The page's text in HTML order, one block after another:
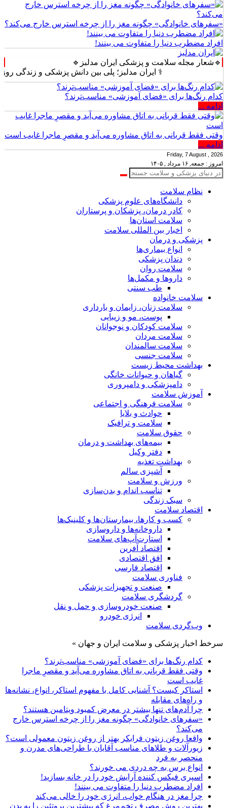
«سفرهای خانوادگی» چگونه مغز را از چرخه استرس خارج می‌کند؟
افراد مضطرب دنیا را متفاوت می بینند!
🔹شعار مجله سلامت و پزشکی ایران مدلبز🔹
⚕️ ایران مدلبز؛ پلی بین دانش پزشکی و زندگی روزمره ⚕️
کدام رنگ‌ها برای «فضای آموزشی» مناسب‌ترند؟
ادامه ...
وقتی فقط قربانی به اتاق مشاوره می‌آید و مقصرِ ماجرا غایب است
ادامه ...
Friday, 7 August , 2026
امروز : جمعه, ۱۶ مرداد , ۱۴۰۵
نظام سلامت
دانشگاه‌های علوم پزشکی
کادر درمان، پزشکان و پرستاران
سلامت استان‌ها
اخبار بین المللی سلامت
پزشکی و درمان
انواع بیماری‌ها
دندان پزشکی
سلامت روان
داروها و مکمل‌ها
طب سنتی
سلامت خانواده
سلامت زنان، زایمان و بارداری
پوست، مو و زیبایی
سلامت کودکان و نوجوانان
سلامت مردان
سلامت سالمندان
سلامت جنسی
بهداشت محیط زیست
گیاهان و حیوانات خانگی
دامپزشکی و دامپروری
آموزش سلامت
سلامت فرهنگی و اجتماعی
حوادث و بلایا
سلامت و ترافیک
حقوق سلامت
بیمه‌های بهداشت و درمان
دفتر وکیل
بهداشت تغذیه
آشپزی سالم
ورزش و سلامت
تناسب اندام و بدن‌سازی
سبک زندگی
اقتصاد سلامت
کسب و کارها، بیمارستان‌ها و کلینیک‌ها
داروخانه‌ها و داروسازی
استارت‌آپ‌های سلامت
اقتصاد آفرین
افق اقتصادی
اقتصاد فارسی
فناوری سلامت
صنعت و تجهیزات پزشکی
گردشگری سلامت
صنعت خودروسازی و حمل و نقل
انرژی خودرو
وب‌گردی سلامت
سرخط اخبار پزشکی و سلامت ایران و جهان »
کدام رنگ‌ها برای «فضای آموزشی» مناسب‌ترند؟
وقتی فقط قربانی به اتاق مشاوره می‌آید و مقصرِ ماجرا
غایب است
استاکر کیست؟ آشنایی کامل با مفهوم استاکر، انواع، نشانه‌ها
و راه‌های مقابله
چرا آدم‌های تنها بیشتر در معرض کمبود ویتامین هستند؟
«سفرهای خانوادگی» چگونه مغز را از چرخه استرس خارج
می‌کند؟
واقعا روغن زیتون فرابکر بهتر از روغن زیتون معمولی است؟
زیورآلات و طلاهای مناسب آقایان با طراحی‌های مدرن و
منحصر به فرد
انواع برس به چه دردی می خورند؟
اسپری فیکس کننده آرایش خود را در خانه بسازید!
افراد مضطرب دنیا را متفاوت می بینند!
چرا مغز در هنگام خواب، انرژی خود را خالی می‌کند
بهترین روش مصرف تخم‌مرغ که بیشترین پروتئین را به بدن